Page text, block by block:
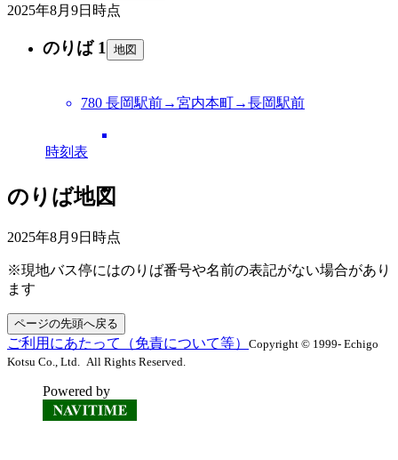
2025年8月9日 時点
のりば 1 地図
780 長岡駅前→宮内本町→長岡駅前
時刻表
のりば地図
2025年8月9日 時点
※現地バス停にはのりば番号や名前の表記がない場合があり
ます
ページの先頭へ戻る
ご利用にあたって（免責について等） Copyright © 1999- Echigo
Kotsu Co., Ltd. All Rights Reserved.
Powered by